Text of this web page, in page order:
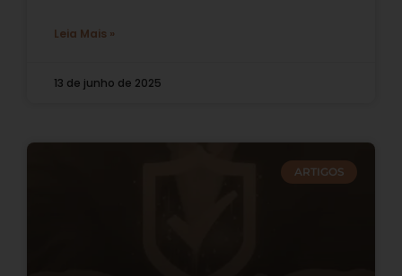
Leia Mais »
13 de junho de 2025
ARTIGOS